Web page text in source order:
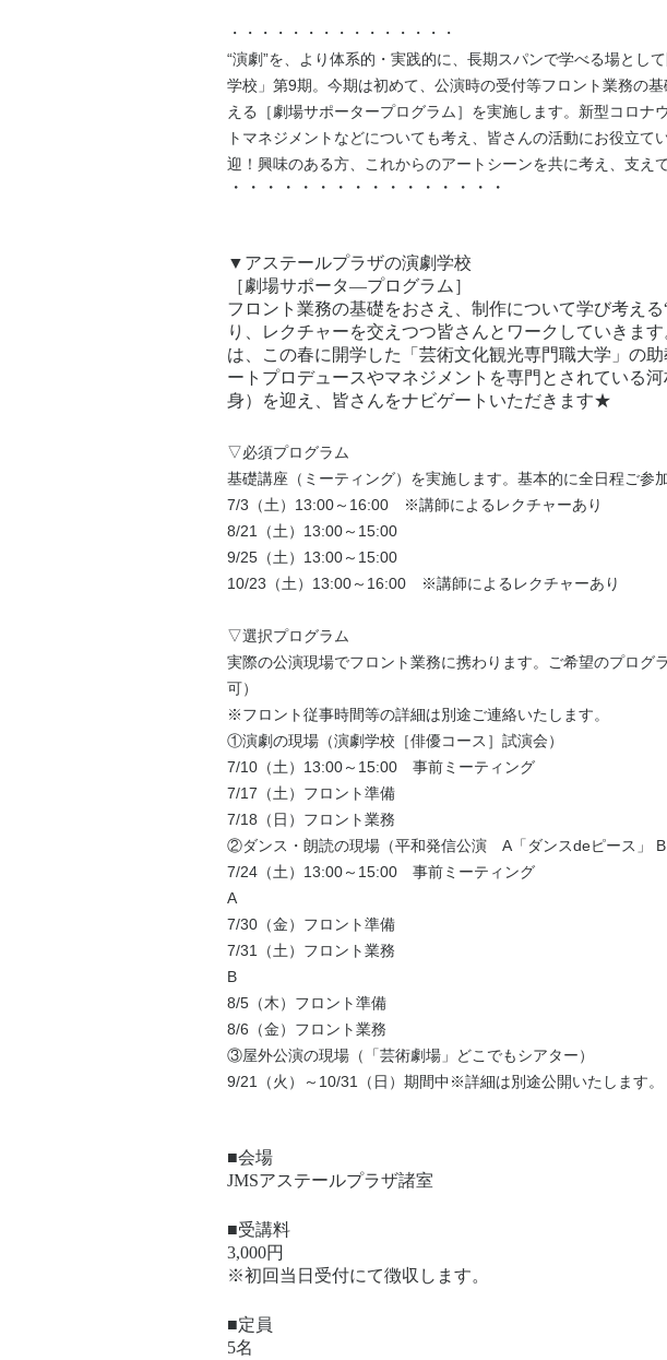
・・・・・・・・・・・・・・・
“演劇”を、より体系的・実践的に、長期スパンで学べる場とし
学校」第9期。今期は初めて、公演時の受付等フロント業務の
える［劇場サポータープログラム］を実施します。新型コロナ
トマネジメントなどについても考え、皆さんの活動にお役立て
迎！興味のある方、これからのアートシーンを共に考え、支え
・・・・・・・・・・・・・・・・
▼アステールプラザの演劇学校
［劇場サポータ―プログラム］
フロント業務の基礎をおさえ、制作について学び考える
り、レクチャーを交えつつ皆さんとワークしていきま
は、この春に開学した「芸術文化観光専門職大学」の
ートプロデュースやマネジメントを専門とされている
身）を迎え、皆さんをナビゲートいただきます★
▽必須プログラム
基礎講座（ミーティング）を実施します。基本的に全日程ご参
7/3（土）13:00～16:00 ※講師によるレクチャーあり
8/21（土）13:00～15:00
9/25（土）13:00～15:00
10/23（土）13:00～16:00 ※講師によるレクチャーあり
▽選択プログラム
実際の公演現場でフロント業務に携わります。ご希望のプログ
可）
※フロント従事時間等の詳細は別途ご連絡いたします。
①演劇の現場（演劇学校［俳優コース］試演会）
7/10（土）13:00～15:00 事前ミーティング
7/17（土）フロント準備
7/18（日）フロント業務
②ダンス・朗読の現場（平和発信公演 A「ダンスdeピース」 B
7/24（土）13:00～15:00 事前ミーティング
A
7/30（金）フロント準備
7/31（土）フロント業務
B
8/5（木）フロント準備
8/6（金）フロント業務
③屋外公演の現場（「芸術劇場」どこでもシアター）
9/21（火）～10/31（日）期間中※詳細は別途公開いたします。
■会場
JMSアステールプラザ諸室
■受講料
3,000円
※初回当日受付にて徴収します。
■定員
5名